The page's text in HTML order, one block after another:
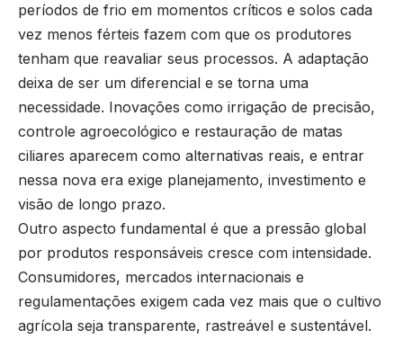
períodos de frio em momentos críticos e solos cada
vez menos férteis fazem com que os produtores
tenham que reavaliar seus processos. A adaptação
deixa de ser um diferencial e se torna uma
necessidade. Inovações como irrigação de precisão,
controle agroecológico e restauração de matas
ciliares aparecem como alternativas reais, e entrar
nessa nova era exige planejamento, investimento e
visão de longo prazo.
Outro aspecto fundamental é que a pressão global
por produtos responsáveis cresce com intensidade.
Consumidores, mercados internacionais e
regulamentações exigem cada vez mais que o cultivo
agrícola seja transparente, rastreável e sustentável.